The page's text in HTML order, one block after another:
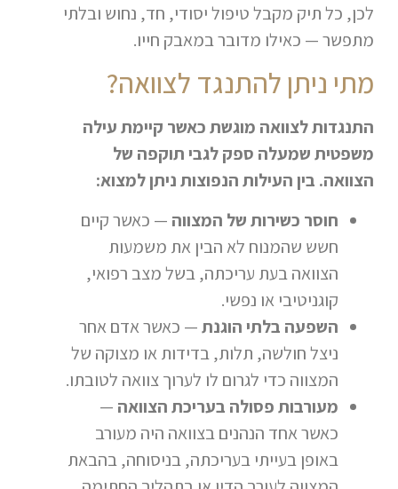
לכן, כל תיק מקבל טיפול יסודי, חד, נחוש ובלתי
מתפשר — כאילו מדובר במאבק חייו.
מתי ניתן להתנגד לצוואה?
התנגדות לצוואה מוגשת כאשר קיימת עילה
משפטית שמעלה ספק לגבי תוקפה של
הצוואה. בין העילות הנפוצות ניתן למצוא:
חוסר כשירות של המצווה — כאשר קיים
חשש שהמנוח לא הבין את משמעות
הצוואה בעת עריכתה, בשל מצב רפואי,
קוגניטיבי או נפשי.
השפעה בלתי הוגנת— כאשר אדם אחר
ניצל חולשה, תלות, בדידות או מצוקה של
המצווה כדי לגרום לו לערוך צוואה לטובתו.
מעורבות פסולה בעריכת הצוואה —
כאשר אחד הנהנים בצוואה היה מעורב
באופן בעייתי בעריכתה, בניסוחה, בהבאת